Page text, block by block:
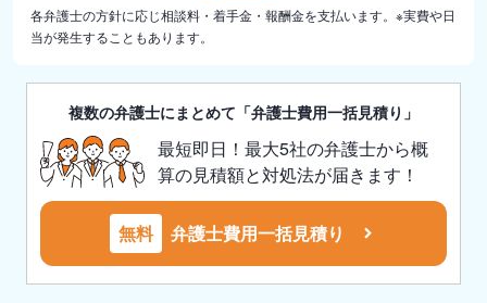
各弁護士の方針に応じ相談料・着手金・報酬金を支払います。※実費や日
当が発生することもあります。
複数の弁護士にまとめて「弁護士費用一括見積り」
最短即日！最大5社の弁護士から概
算の見積額と対処法が届きます！
無料 弁護士費用一括見積り